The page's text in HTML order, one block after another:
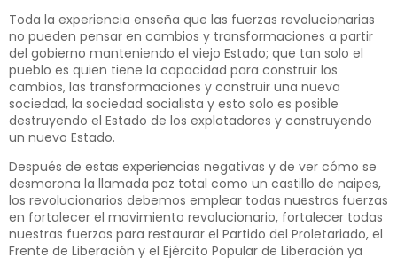
Toda la experiencia enseña que las fuerzas revolucionarias
no pueden pensar en cambios y transformaciones a partir
del gobierno manteniendo el viejo Estado; que tan solo el
pueblo es quien tiene la capacidad para construir los
cambios, las transformaciones y construir una nueva
sociedad, la sociedad socialista y esto solo es posible
destruyendo el Estado de los explotadores y construyendo
un nuevo Estado.
Después de estas experiencias negativas y de ver cómo se
desmorona la llamada paz total como un castillo de naipes,
los revolucionarios debemos emplear todas nuestras fuerzas
en fortalecer el movimiento revolucionario, fortalecer todas
nuestras fuerzas para restaurar el Partido del Proletariado, el
Frente de Liberación y el Ejército Popular de Liberación ya